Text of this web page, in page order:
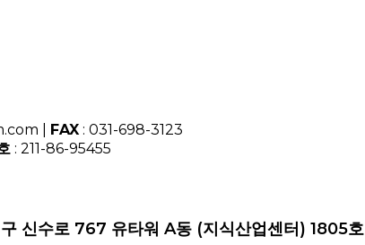
| FAX : 031-698-3123
: 211-86-95455
신수로 767 유타워 A동 (지식산업센터) 1805호